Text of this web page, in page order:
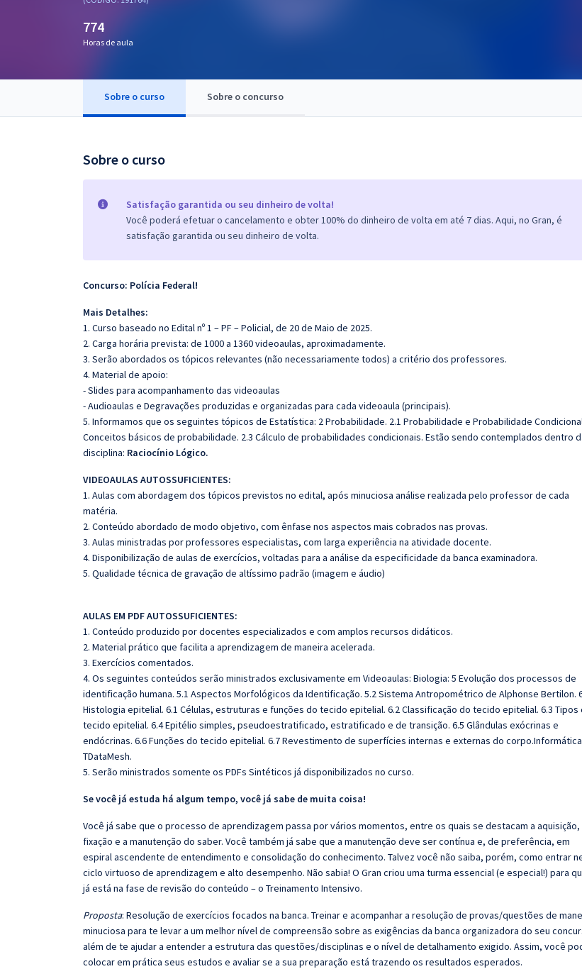
OAB
774
Horas de aula
Sobre o curso Sobre o concurso
Sobre o curso
Satisfação garantida ou seu dinheiro de volta!
Você poderá efetuar o cancelamento e obter 100% do dinheiro de volta em até 7 dias. Aqui, no Gran, é
satisfação garantida ou seu dinheiro de volta.
Concurso: Polícia Federal!
Mais Detalhes:
1. Curso baseado no Edital nº 1 – PF – Policial, de 20 de Maio de 2025.
2. Carga horária prevista: de 1000 a 1360 videoaulas, aproximadamente.
3. Serão abordados os tópicos relevantes (não necessariamente todos) a critério dos professores.
4. Material de apoio:
- Slides para acompanhamento das videoaulas
- Audioaulas e Degravações produzidas e organizadas para cada videoaula (principais).
5. Informamos que os seguintes tópicos de Estatística: 2 Probabilidade. 2.1 Probabilidade e Probabilidade
Conceitos básicos de probabilidade. 2.3 Cálculo de probabilidades condicionais. Estão sendo contemplados dentro
disciplina: Raciocínio Lógico.
VIDEOAULAS AUTOSSUFICIENTES:
1. Aulas com abordagem dos tópicos previstos no edital, após minuciosa análise realizada pelo professor de cada
matéria.
2. Conteúdo abordado de modo objetivo, com ênfase nos aspectos mais cobrados nas provas.
3. Aulas ministradas por professores especialistas, com larga experiência na atividade docente.
4. Disponibilização de aulas de exercícios, voltadas para a análise da especificidade da banca examinadora.
5. Qualidade técnica de gravação de altíssimo padrão (imagem e áudio)
AULAS EM PDF AUTOSSUFICIENTES:
1. Conteúdo produzido por docentes especializados e com amplos recursos didáticos.
2. Material prático que facilita a aprendizagem de maneira acelerada.
3. Exercícios comentados.
4. Os seguintes conteúdos serão ministrados exclusivamente em Videoaulas: Biologia: 5 Evolução dos processos de
identificação humana. 5.1 Aspectos Morfológicos da Identificação. 5.2 Sistema Antropométrico de Alphonse Bertilon.
Histologia epitelial. 6.1 Células, estruturas e funções do tecido epitelial. 6.2 Classificação do tecido epitelial. 6.3 Tipos
tecido epitelial. 6.4 Epitélio simples, pseudoestratificado, estratificado e de transição. 6.5 Glândulas exócrinas e
endócrinas. 6.6 Funções do tecido epitelial. 6.7 Revestimento de superfícies internas e externas do
TDataMesh.
5. Serão ministrados somente os PDFs Sintéticos já disponibilizados no curso.
Se você já estuda há algum tempo, você já sabe de muita coisa!
Você já sabe que o processo de aprendizagem passa por vários momentos, entre os quais se destacam a aquisição,
fixação e a manutenção do saber. Você também já sabe que a manutenção deve ser contínua e, de preferência, em
espiral ascendente de entendimento e consolidação do conhecimento. Talvez você não saiba, porém, como entrar
ciclo virtuoso de aprendizagem e alto desempenho. Não sabia! O Gran criou uma turma essencial (e especial!) para
já está na fase de revisão do conteúdo – o Treinamento Intensivo.
Proposta: Resolução de exercícios focados na banca. Treinar e acompanhar a resolução de provas/questões de
minuciosa para te levar a um melhor nível de compreensão sobre as exigências da banca organizadora do seu
além de te ajudar a entender a estrutura das questões/disciplinas e o nível de detalhamento exigido. Assim, você
colocar em prática seus estudos e avaliar se a sua preparação está trazendo os resultados esperados.